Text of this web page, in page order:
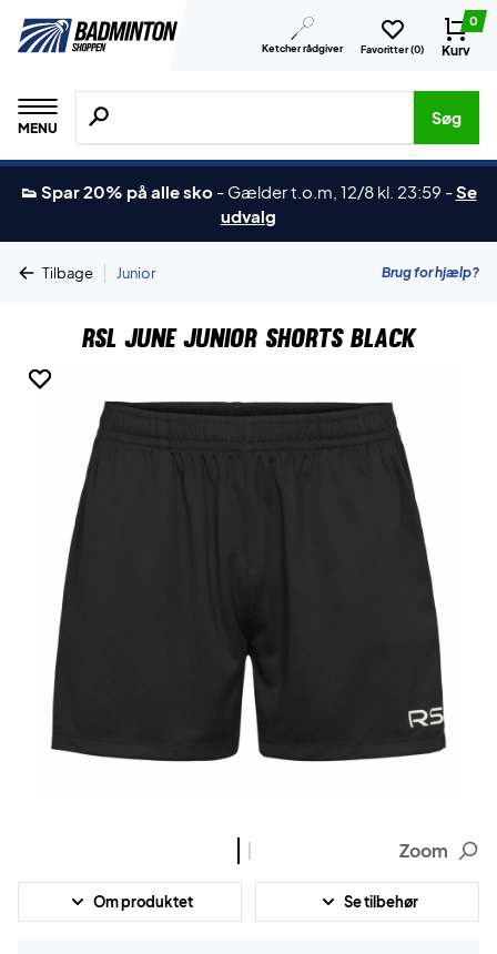
Ketcher rådgiver Favoritter (0)
0
Kurv
MENU
Søg efter produkter, mærker etc.
Søg
👟 Spar 20% på alle sko - Gælder t.o.m, 12/8 kl. 23:59 -Se
udvalg
Tilbage | Junior Brug for hjælp?
RSL June Junior Shorts Black
Zoom
Om produktet Se tilbehør